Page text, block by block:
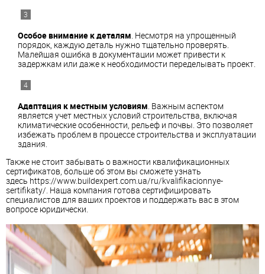
Особое внимание к деталям. Несмотря на упрощенный
порядок, каждую деталь нужно тщательно проверять.
Малейшая ошибка в документации может привести к
задержкам или даже к необходимости переделывать проект.
Адаптация к местным условиям. Важным аспектом
является учет местных условий строительства, включая
климатические особенности, рельеф и почвы. Это позволяет
избежать проблем в процессе строительства и эксплуатации
здания.
Также не стоит забывать о важности квалификационных
сертификатов, больше об этом вы сможете узнать
здесь https://www.buildexpert.com.ua/ru/kvalifikacionnye-
sertifikaty/. Наша компания готова сертифицировать
специалистов для ваших проектов и поддержать вас в этом
вопросе юридически.